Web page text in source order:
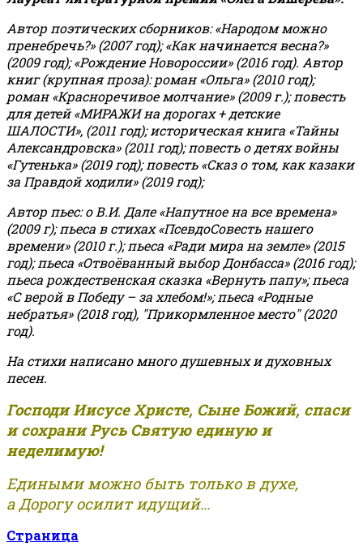
Автор поэтических сборников: «Народом можно
пренебречь?» (2007 год); «Как начинается весна?»
(2009 год); «Рождение Новороссии» (2016 год). Автор
книг (крупная проза): роман «Ольга» (2010 год);
роман «Красноречивое молчание» (2009 г.); повесть
для детей «МИРАЖИ на дорогах + детские
ШАЛОСТИ», (2011 год); историческая книга «Тайны
Александровска» (2011 год); повесть о детях войны
«Гутенька» (2019 год); повесть «Сказ о том, как казаки
за Правдой ходили» (2019 год);
Автор пьес: о В.И. Дале «Напутное на все времена»
(2009 г); пьеса в стихах «ПсевдоСовесть нашего
времени» (2010 г.); пьеса «Ради мира на земле» (2015
год); пьеса «Отвоёванный выбор Донбасса» (2016 год);
пьеса рождественская сказка «Вернуть папу»; пьеса
«С верой в Победу – за хлебом!»;пьеса «Родные
небратья» (2018 год), "Прикормленное место" (2020
год).
На стихи написано много душевных и духовных
песен.
Господи Иисусе Христе, Сыне Божий, спаси
и сохрани Русь Святую единую и
неделимую!
Едиными можно быть только в духе,
а Дорогу осилит идущий...
Страница